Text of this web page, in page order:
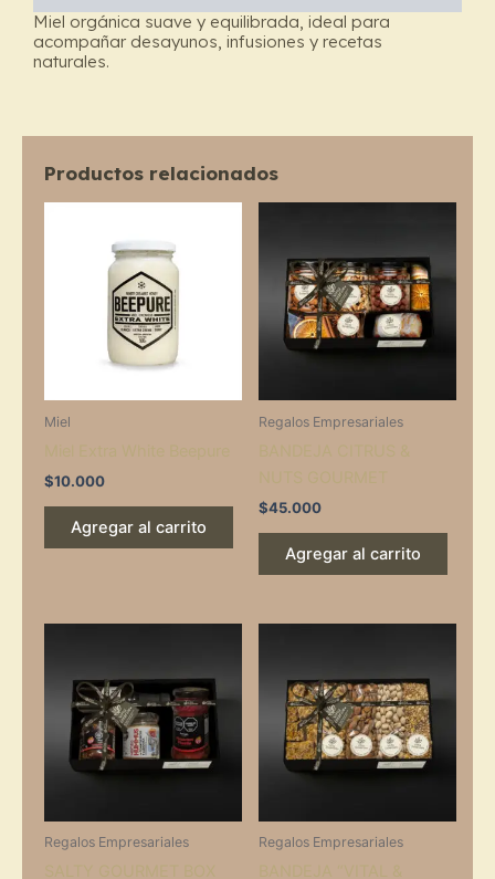
Miel orgánica suave y equilibrada, ideal para
acompañar desayunos, infusiones y recetas
naturales.
Productos relacionados
Miel
$10.000
Agregar al carrito
Regalos Empresariales
$45.000
Agregar al carrito
Regalos Empresariales Regalos Empresariales